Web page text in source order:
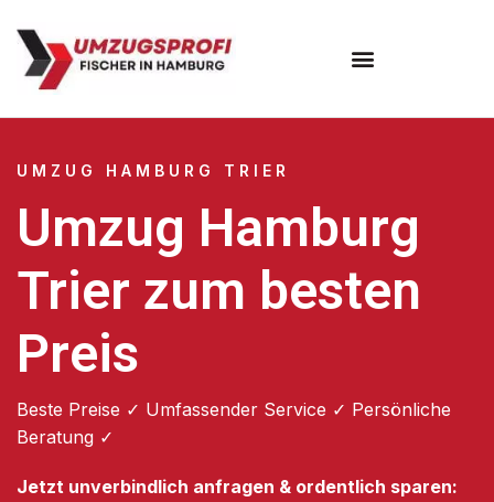
UMZUG HAMBURG TRIER
Umzug Hamburg
Trier zum besten
Preis
Beste Preise ✓ Umfassender Service ✓ Persönliche
Beratung ✓
Jetzt unverbindlich anfragen & ordentlich sparen: